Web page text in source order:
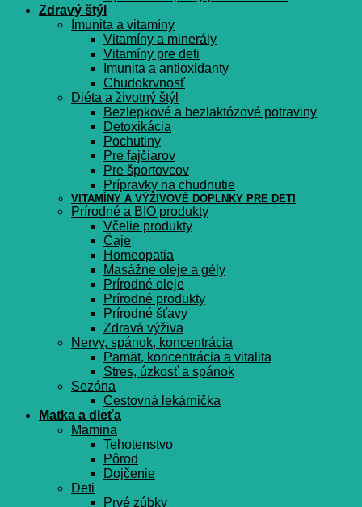
Zdravý štýl
Imunita a vitamíny
Vitamíny a minerály
Vitamíny pre deti
Imunita a antioxidanty
Chudokrvnosť
Diéta a životný štýl
Bezlepkové a bezlaktózové potraviny
Detoxikácia
Pochutiny
Pre fajčiarov
Pre športovcov
Prípravky na chudnutie
VITAMÍNY A VÝŽIVOVÉ DOPLNKY PRE DETI
Prírodné a BIO produkty
Včelie produkty
Čaje
Homeopatia
Masážne oleje a gély
Prírodné oleje
Prírodné produkty
Prírodné šťavy
Zdravá výživa
Nervy, spánok, koncentrácia
Pamät, koncentrácia a vitalita
Stres, úzkosť a spánok
Sezóna
Cestovná lekárnička
Matka a dieťa
Mamina
Tehotenstvo
Pôrod
Dojčenie
Deti
Prvé zúbky